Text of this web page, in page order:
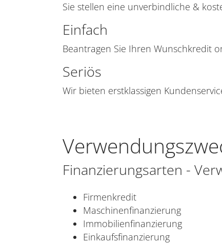
Sie stellen eine unverbindliche &
Einfach
Beantragen Sie Ihren Wunschkredit
Seriös
Wir bieten erstklassigen
Finanzierungsarten -
Firmenkredit
Maschinenfinanzierung
Immobilienfinanzierung
Einkaufsfinanzierung